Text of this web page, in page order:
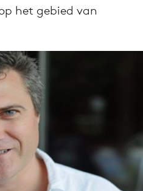
via de Adformatie
het gebied van